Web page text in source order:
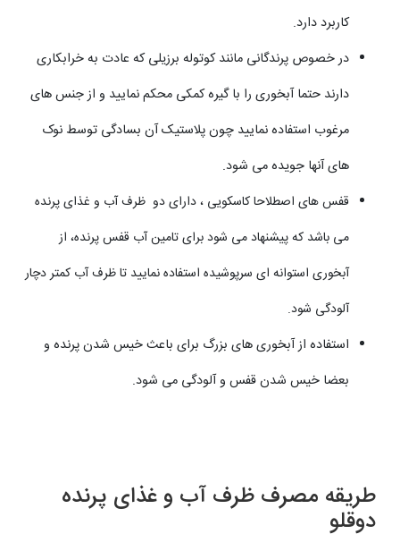
کاربرد دارد.
در خصوص پرندگانی مانند کوتوله برزیلی که عادت به خرابکاری
دارند حتما آبخوری را با گیره کمکی محکم نمایید و از جنس های
مرغوب استفاده نمایید چون پلاستیک آن بسادگی توسط نوک
های آنها جویده می شود.
قفس های اصطلاحا کاسکویی ، دارای دو ظرف آب و غذای پرنده
می باشد که پیشنهاد می شود برای تامین آب قفس پرنده، از
آبخوری استوانه ای سرپوشیده استفاده نمایید تا ظرف آب کمتر دچار
آلودگی شود.
استفاده از آبخوری های بزرگ برای باعث خیس شدن پرنده و
بعضا خیس شدن قفس و آلودگی می شود.
طریقه مصرف ظرف آب و غذای پرنده
دوقلو